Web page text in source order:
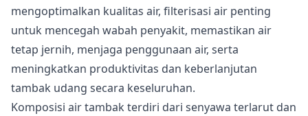
mengoptimalkan kualitas air, filterisasi air penting
untuk mencegah wabah penyakit, memastikan air
tetap jernih, menjaga penggunaan air, serta
meningkatkan produktivitas dan keberlanjutan
tambak udang secara keseluruhan.
Komposisi air tambak terdiri dari senyawa terlarut dan